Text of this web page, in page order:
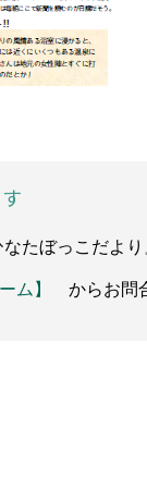
たぼっこだより
ム】 からお問